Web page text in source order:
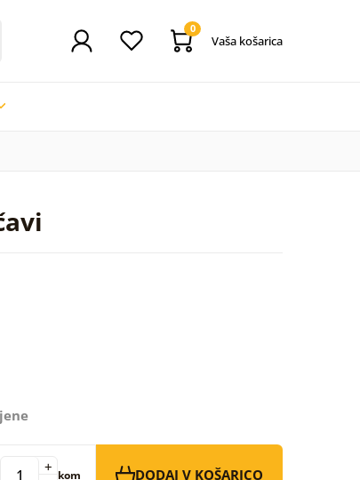
0
Vaša košarica
+ kom DODAJ V KOŠARICO